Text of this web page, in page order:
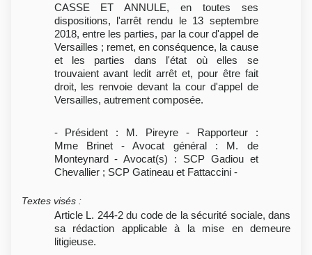
CASSE ET ANNULE, en toutes ses
dispositions, l'arrêt rendu le 13 septembre
2018, entre les parties, par la cour d'appel de
Versailles ; remet, en conséquence, la cause
et les parties dans l'état où elles se
trouvaient avant ledit arrêt et, pour être fait
droit, les renvoie devant la cour d'appel de
Versailles, autrement composée.
- Président : M. Pireyre - Rapporteur :
Mme Brinet - Avocat général : M. de
Monteynard - Avocat(s) : SCP Gadiou et
Chevallier ; SCP Gatineau et Fattaccini -
Textes visés :
Article L. 244-2 du code de la sécurité sociale, dans
sa rédaction applicable à la mise en demeure
litigieuse.